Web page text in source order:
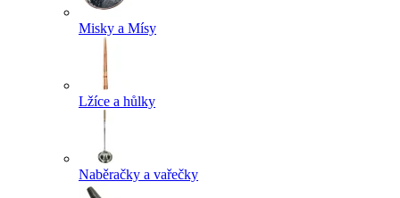
Misky a Mísy
Lžíce a hůlky
Naběračky a vařečky